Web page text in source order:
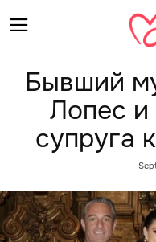
Бывший
Лопес и
супруга